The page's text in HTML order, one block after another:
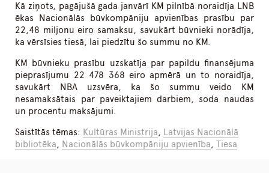
Kā ziņots, pagājušā gada janvārī KM pilnībā noraidīja LNB
ēkas Nacionālās būvkompāniju apvienības prasību par
22,48 miljonu eiro samaksu, savukārt būvnieki norādīja,
ka vērsīsies tiesā, lai piedzītu šo summu no KM.
KM būvnieku prasību uzskatīja par papildu finansējuma
pieprasījumu 22 478 368 eiro apmērā un to noraidīja,
savukārt NBA uzsvēra, ka šo summu veido KM
nesamaksātais par paveiktajiem darbiem, soda naudas
un procentu maksājumi.
Saistītās tēmas: Kultūras Ministrija, Latvijas Nacionālā
bibliotēka, Nacionālās būvkompāniju apvienība,Tiesa